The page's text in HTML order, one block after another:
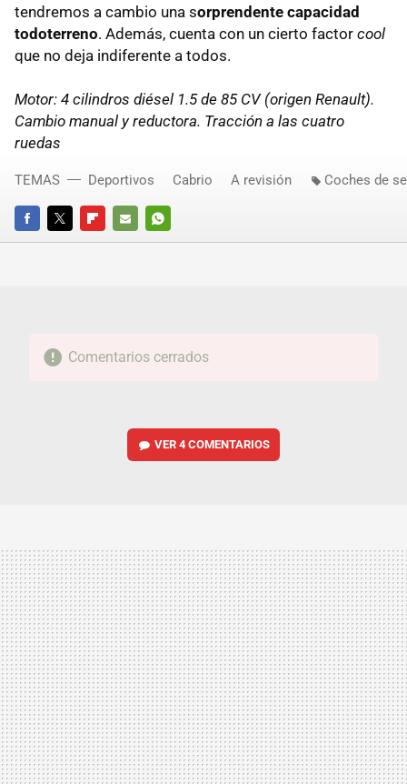
tendremos a cambio una sorprendente capacidad
todoterreno. Además, cuenta con un cierto factor cool
que no deja indiferente a todos.
Motor: 4 cilindros diésel 1.5 de 85 CV (origen Renault).
Cambio manual y reductora. Tracción a las cuatro
ruedas
FACEBOOKTWITTERFLIPBOARD
E-
WHATSAPP
TEMAS Deportivos Cabrio A revisión Coches de
Comentarios cerrados
VER4 COMENTARIOS